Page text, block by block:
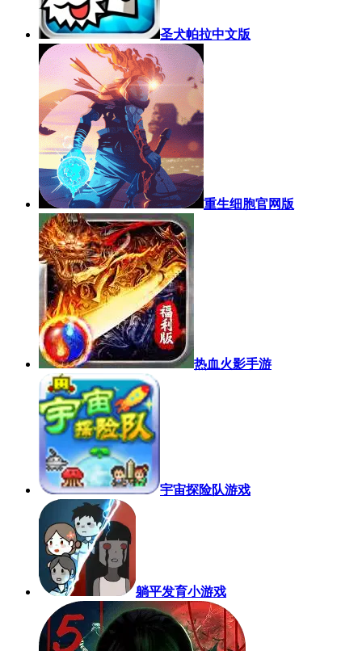
圣犬帕拉中文版
重生细胞官网版
热血火影手游
宇宙探险队游戏
躺平发育小游戏